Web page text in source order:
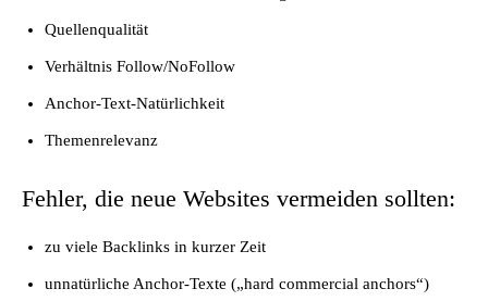
Quellenqualität
Verhältnis Follow/NoFollow
Anchor-Text-Natürlichkeit
Themenrelevanz
Fehler, die neue Websites vermeiden sollten:
zu viele Backlinks in kurzer Zeit
unnatürliche Anchor-Texte („hard commercial anchors“)